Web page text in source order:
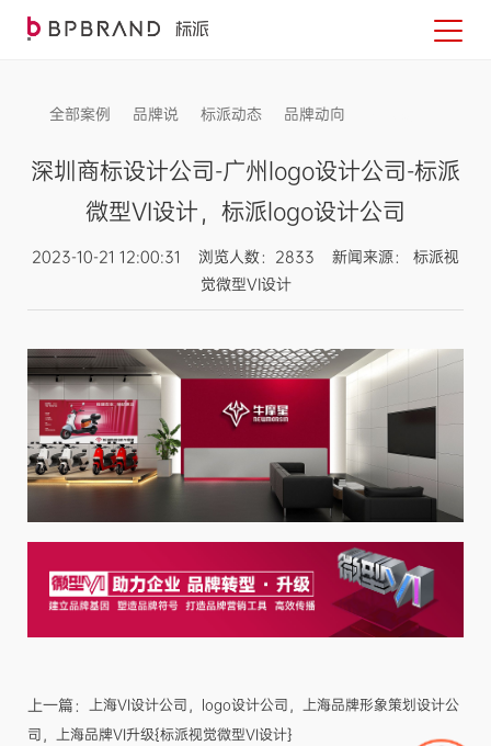
全部案例 品牌说 标派动态 品牌动向
深圳商标设计公司-广州logo设计公司-标派
微型VI设计，标派logo设计公司
2023-10-21 12:00:31 浏览人数：2833 新闻来源： 标派视
觉微型VI设计
上一篇： 上海VI设计公司，logo设计公司，上海品牌形象策划设计公
司，上海品牌VI升级{标派视觉微型VI设计}